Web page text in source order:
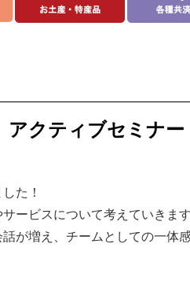
クティブセミナー
た！
ービスについて考えていきま
が増え、チームとしての一体